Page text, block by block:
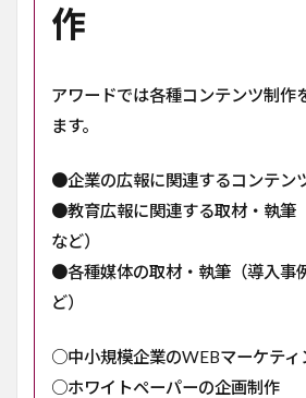
作
アワードでは各種コンテンツ制作
ます。
●企業の広報に関連するコンテン
●教育広報に関連する取材・執筆
など）
●各種媒体の取材・執筆（導入事
ど）
○中小規模企業のWEBマーケティ
○ホワイトペーパーの企画制作